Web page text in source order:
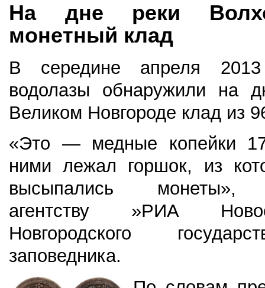
На дне реки
монетный клад
В середине апреля 2013
водолазы обнаружили на
Великом Новгороде клад из
«Это — медные копейки
ними лежал горшок, из
высыпались
агентству »РИА
Новгородского
заповедника.